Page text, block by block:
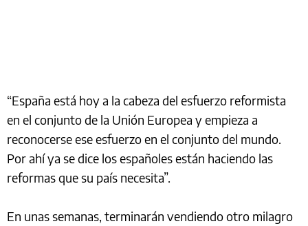
“España está hoy a la cabeza del esfuerzo reformista
en el conjunto de la Unión Europea y empieza a
reconocerse ese esfuerzo en el conjunto del mundo.
Por ahí ya se dice los españoles están haciendo las
reformas que su país necesita”.
En unas semanas, terminarán vendiendo otro milagro